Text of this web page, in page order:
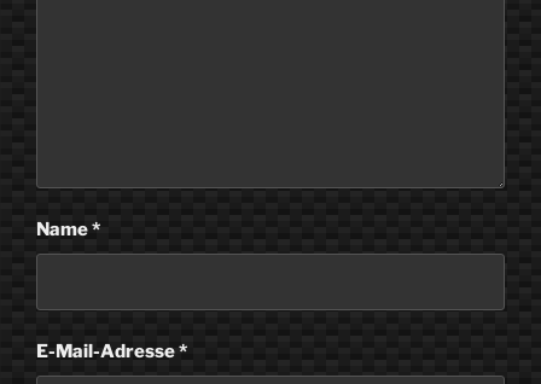
Name*
E-Mail-Adresse*